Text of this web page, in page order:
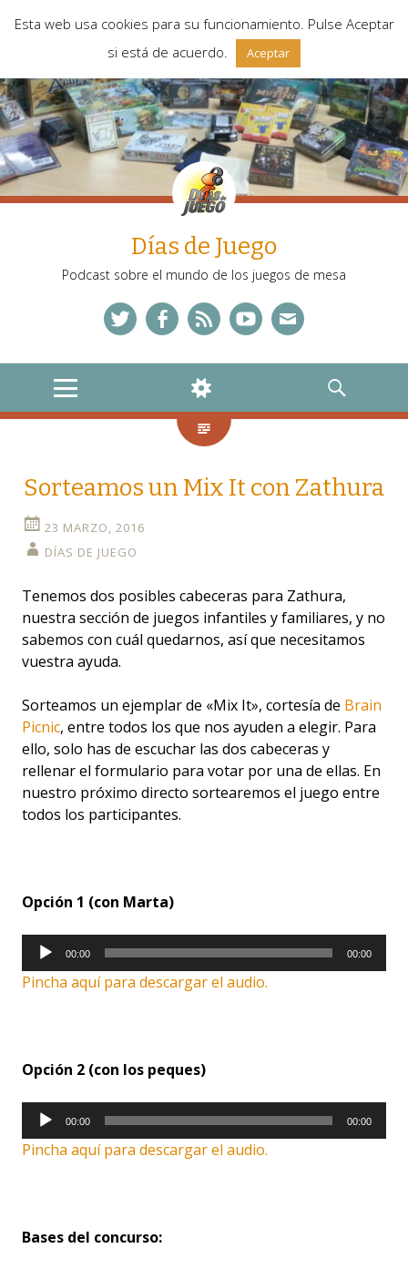
Días de Juego
Podcast sobre el mundo de los juegos de mesa
MENU
WIDGETS
SEARCH
Sorteamos un Mix It con Zathura
23 MARZO, 2016
DÍAS DE JUEGO
Tenemos dos posibles cabeceras para Zathura,
nuestra sección de juegos infantiles y familiares, y no
sabemos con cuál quedarnos, así que necesitamos
vuestra ayuda.
Sorteamos un ejemplar de «Mix It», cortesía de Brain
Picnic, entre todos los que nos ayuden a elegir. Para
ello, solo has de escuchar las dos cabeceras y
rellenar el formulario para votar por una de ellas. En
nuestro próximo directo sortearemos el juego entre
todos los participantes.
Opción 1 (con Marta)
Reproductor
de
audio
00:00 00:00
Pincha aquí para descargar el audio.
Opción 2 (con los peques)
Reproductor
de
audio
00:00 00:00
Pincha aquí para descargar el audio.
Bases del concurso:
Esta web usa cookies para su funcionamiento. Pulse Aceptar
si está de acuerdo.
Aceptar